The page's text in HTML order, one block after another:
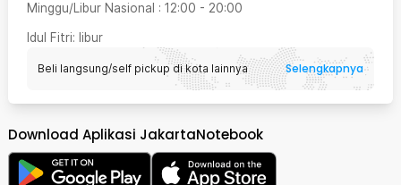
Minggu/Libur Nasional : 12:00 - 20:00
Idul Fitri: libur
Beli langsung/self pickup di kota lainnya Selengkapnya
Download Aplikasi JakartaNotebook